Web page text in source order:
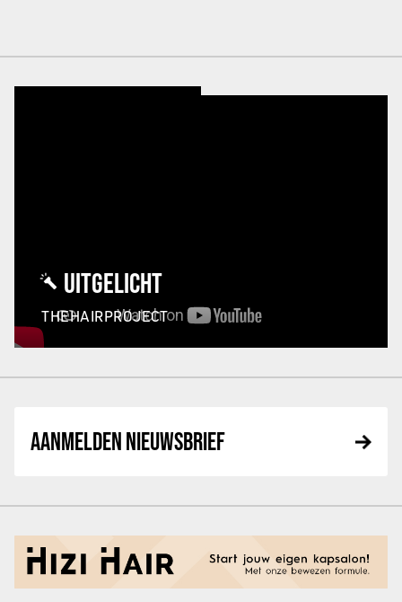
UITGELICHT
THEHAIRPROJECT
AANMELDEN NIEUWSBRIEF